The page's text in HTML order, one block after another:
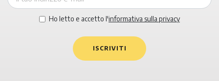
Ho letto e accetto l'informativa sulla privacy
ISCRIVITI